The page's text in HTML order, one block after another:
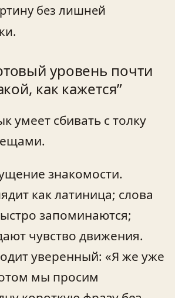
без лишней
уровень почти
как кажется”
умеет сбивать с толку
знакомости.
как латиница; слова
запоминаются;
чувство движения.
уверенный: «Я же уже
мы просим